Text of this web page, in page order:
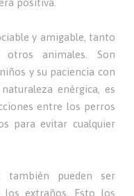
y amigable, tanto
animales. Son
y su paciencia con
enérgica, es
entre los perros
para evitar cualquier
también pueden ser
los extraños. Esto los